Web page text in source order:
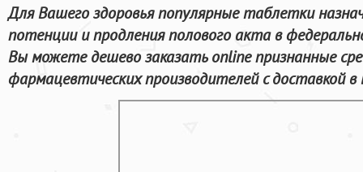
Для Вашего здоровья популярные таблетки
потенции и продления полового акта в
Вы можете дешево заказать online признанные
фармацевтических производителей с доставкой